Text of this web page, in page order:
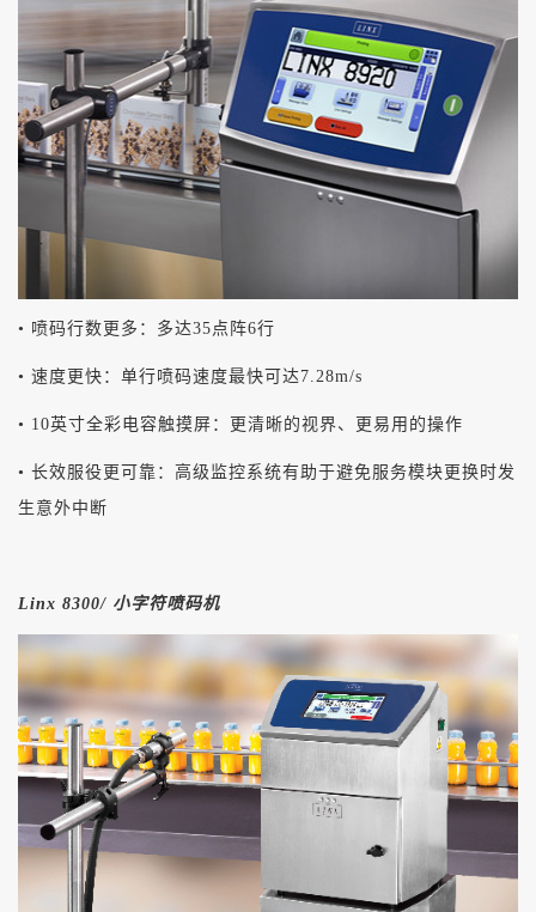
• 喷码行数更多：多达35点阵6行
• 速度更快：单行喷码速度最快可达7.28m/s
• 10英寸全彩电容触摸屏：更清晰的视界、更易用的操作
• 长效服役更可靠：高级监控系统有助于避免服务模块更换时发
生意外中断
Linx 8300/ 小字符喷码机